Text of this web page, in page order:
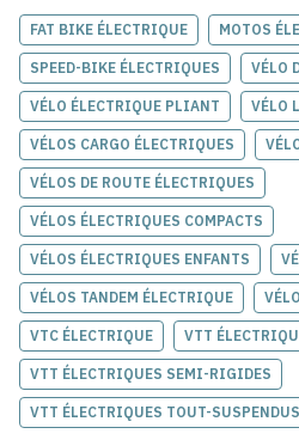
FAT BIKE ÉLECTRIQUE MOTOS
SPEED-BIKE ÉLECTRIQUES VÉLO
VÉLO ÉLECTRIQUE PLIANT VÉLO
VÉLOS CARGO ÉLECTRIQUES
VÉLOS DE ROUTE ÉLECTRIQUES
VÉLOS ÉLECTRIQUES COMPACTS
VÉLOS ÉLECTRIQUES ENFANTS
VÉLOS TANDEM ÉLECTRIQUE
VTC ÉLECTRIQUE VTT
VTT ÉLECTRIQUES SEMI-RIGIDES
VTT ÉLECTRIQUES TOUT-SUSPENDUS